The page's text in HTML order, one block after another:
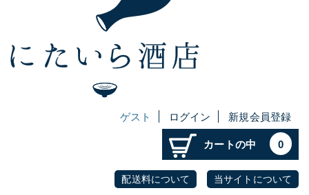
ゲスト ログイン 新規会員登録
カートの中 0
配送料について 当サイトについて